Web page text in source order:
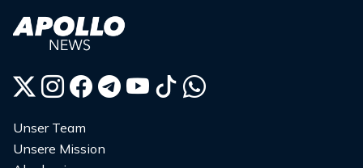
Unser Team
Unsere Mission